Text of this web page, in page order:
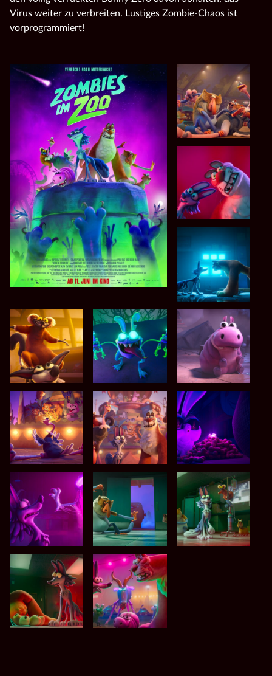
Virus weiter zu verbreiten. Lustiges Zombie-Chaos ist
vorprogrammiert!